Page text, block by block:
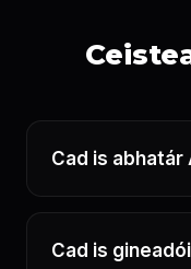
Cad is abhatár
Cad is